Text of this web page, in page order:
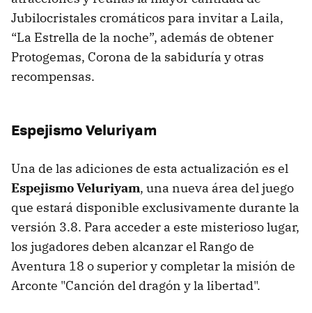
Jubilocristales cromáticos para invitar a Laila,
“La Estrella de la noche”, además de obtener
Protogemas, Corona de la sabiduría y otras
recompensas.
Espejismo Veluriyam
Una de las adiciones de esta actualización es el
Espejismo Veluriyam, una nueva área del juego
que estará disponible exclusivamente durante la
versión 3.8. Para acceder a este misterioso lugar,
los jugadores deben alcanzar el Rango de
Aventura 18 o superior y completar la misión de
Arconte "Canción del dragón y la libertad".